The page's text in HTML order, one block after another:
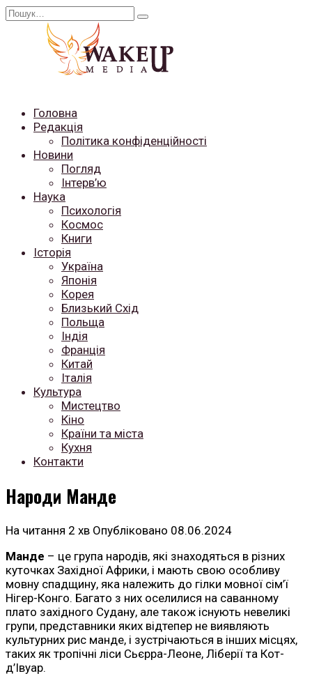
Перейти
Search
Головна
Редакція
Політика конфіденційності
Новини
Погляд
Інтерв’ю
Наука
Психологія
Космос
Книги
Історія
Україна
Японія
Корея
Близький Схід
Польща
Індія
Франція
Китай
Італія
Культура
Мистецтво
Кіно
Країни та міста
Кухня
Контакти
Народи Манде
На читання 2 хв Опубліковано 08.06.2024
Манде – це група народів, які знаходяться в різних
куточках Західної Африки, і мають свою особливу
мовну спадщину, яка належить до гілки мовної сім’ї
Нігер-Конго. Багато з них оселилися на саванному
плато західного Судану, але також існують невеликі
групи, представники яких відтепер не виявляють
культурних рис манде, і зустрічаються в інших місцях,
таких як тропічні ліси Сьєрра-Леоне, Ліберії та Кот-
д’Івуар.